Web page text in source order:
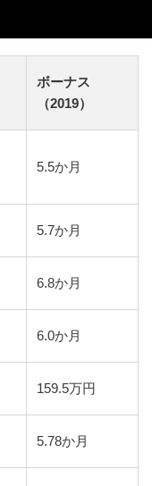
ボーナス
（2019）
5.5か月
5.7か月
6.8か月
6.0か月
159.5万円
5.78か月